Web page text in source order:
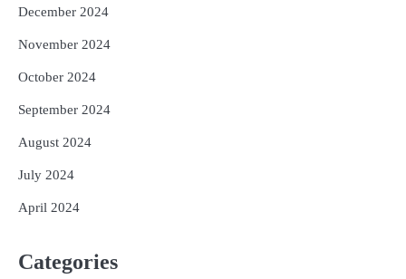
December 2024
November 2024
October 2024
September 2024
August 2024
July 2024
April 2024
Categories